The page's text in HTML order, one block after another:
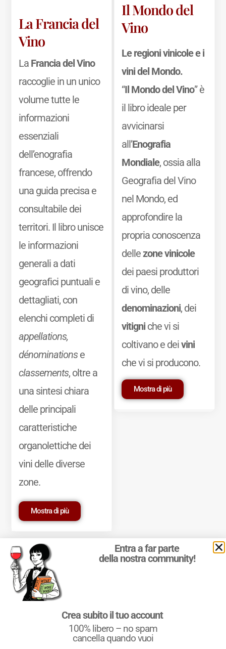
La Francia del
Vino
La Francia del Vino
raccoglie in un unico
volume tutte le
informazioni
essenziali
dell’enografia
francese, offrendo
una guida precisa e
consultabile dei
territori. Il libro unisce
le informazioni
generali a dati
geografici puntuali e
dettagliati, con
elenchi completi di
appellations,
dénominationse
classements, oltre a
una sintesi chiara
delle principali
caratteristiche
organolettiche dei
vini delle diverse
zone.
Mostra di più
Il Mondo del
Vino
Le regioni vinicole e i
vini del Mondo.
“Il Mondo del Vino” è
il libro ideale per
avvicinarsi
all’Enografia
Mondiale, ossia alla
Geografia del Vino
nel Mondo, ed
approfondire la
propria conoscenza
dellezone vinicole
dei paesi produttori
di vino, delle
denominazioni, dei
vitigniche vi si
coltivano e deivini
che vi si producono.
Mostra di più
Marchio Reg. | P.IVA 03921390245
Condizioni d'uso|Privacy Policy|Cookie Policy
cookie
Entra a far parte
della nostra community!
Crea subito il tuo account
100% libero – no spam
cancella quando vuoi